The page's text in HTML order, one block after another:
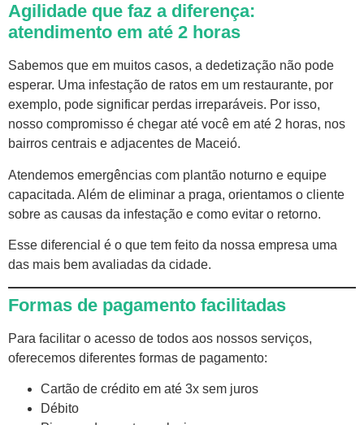
Agilidade que faz a diferença:
atendimento em até 2 horas
Sabemos que em muitos casos, a dedetização não pode
esperar. Uma infestação de ratos em um restaurante, por
exemplo, pode significar perdas irreparáveis. Por isso,
nosso compromisso é chegar até você em até 2 horas, nos
bairros centrais e adjacentes de Maceió.
Atendemos emergências com plantão noturno e equipe
capacitada. Além de eliminar a praga, orientamos o cliente
sobre as causas da infestação e como evitar o retorno.
Esse diferencial é o que tem feito da nossa empresa uma
das mais bem avaliadas da cidade.
Formas de pagamento facilitadas
Para facilitar o acesso de todos aos nossos serviços,
oferecemos diferentes formas de pagamento:
Cartão de crédito em até 3x sem juros
Débito